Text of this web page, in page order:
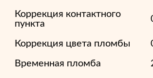
Коррекция контактного
пункта
Коррекция цвета пломбы
Временная пломба